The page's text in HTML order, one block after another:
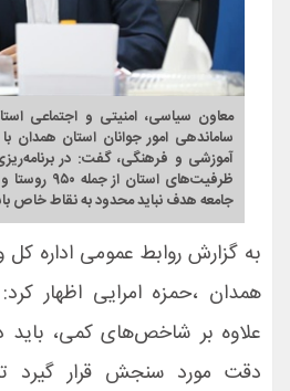
معاون سیاسی، امنیتی و اجتماعی
ساماندهی امور جوانان استان همدان
آموزشی و فرهنگی، گفت: در
جامعه هدف نباید محدود به نقاط خاص
به گزارش روابط عمومی اداره
همدان ،حمزه امرایی اظهار کرد:
علاوه بر شاخص‌های کمی، باید
دقت مورد سنجش قرار گیرد